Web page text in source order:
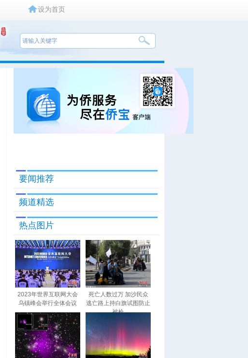
设为首页
要闻推荐
频道精选
热点图片
2023年世界互联网大会
乌镇峰会举行全体会议
死亡人数过万 加沙民众
逃亡路上持白旗试图防止
被枪